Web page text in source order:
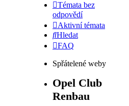
Témata bez
odpovědí
Aktivní témata
Hledat
FAQ
Spřátelené weby
Opel Club
Renbau